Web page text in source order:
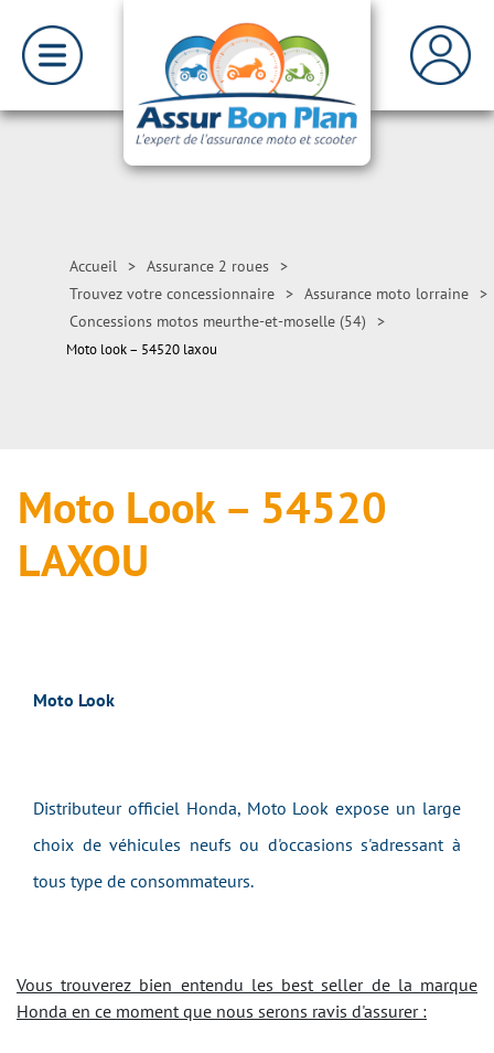
Accueil > Assurance 2 roues >
Trouvez votre concessionnaire > Assurance moto lorraine >
Concessions motos meurthe-et-moselle (54)
>
Moto look – 54520 laxou
Moto Look – 54520
LAXOU
Moto Look
Distributeur officiel Honda, Moto Look expose un large
choix de véhicules neufs ou d'occasions s'adressant à
tous type de consommateurs.
Vous trouverez bien entendu les best seller de la marque
Honda en ce moment que nous serons ravis d'assurer :